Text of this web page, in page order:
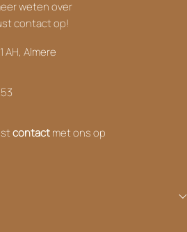
weten over
contact op!
AH, Almere
contactmet ons op